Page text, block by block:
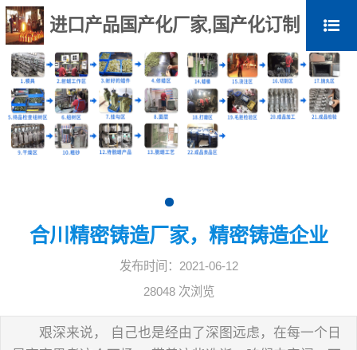
进口产品国产化厂家,国产化订制
合川精密铸造厂家，精密铸造企业
发布时间：2021-06-12
28048 次浏览
艰深来说， 自己也是经由了深图远虑，在每一个日